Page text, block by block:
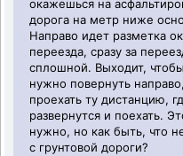
окажешься на
дорога на метр ниже
Направо идет разметка
переезда, сразу за
сплошной. Выходит,
нужно повернуть
проехать ту дистанцию,
развернутся и поехать.
нужно, но как быть, что
с грунтовой дороги?